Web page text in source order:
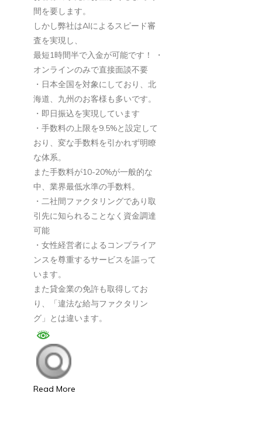
リ
グ
で
資
調
達
間を要します。
しかし弊社はAIによるスピード審
査を実現し、
最短1時間半で入金が可能です！
・
オンラインのみで直接面談不要
・日本全国を対象にしており、北
海道、九州のお客様も多いです。
・即日振込を実現しています
・手数料の上限を9.5%と設定して
おり、変な手数料を引かれず明瞭
な体系。
また手数料が10-20%が一般的な
中、業界最低水準の手数料。
・二社間ファクタリングであり取
引先に知られることなく資金調達
可能
・女性経営者によるコンプライア
ンスを尊重するサービスを謳って
います。
また貸金業の免許も取得してお
り、「違法な給与ファクタリン
グ」とは違います。
Read More